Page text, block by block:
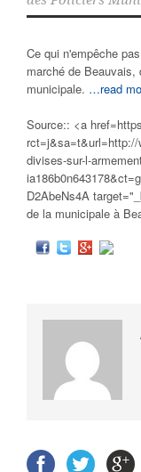
Ce qui n'empêche
marché de
municipale. …read
Source:: <a
rct=j&sa=t&url=http://
divises-sur-l-
D2AbeNs4A
de la municipale à